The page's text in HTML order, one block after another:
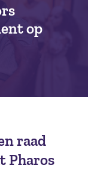
op
raad
Pharos